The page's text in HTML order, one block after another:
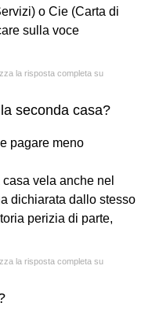
o Cie (Carta di
sulla voce
la risposta completa su
seconda casa?
pagare meno
vela anche nel
dichiarata dallo stesso
perizia di parte,
la risposta completa su